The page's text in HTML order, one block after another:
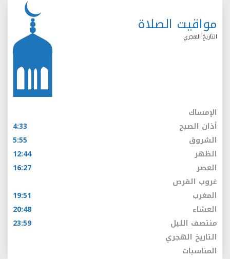
مواقيت الصلاة
التاريخ الهجري
الإمساك
أذان الصبح
4:33
الشروق
5:55
الظهر
12:44
العصر
16:27
غروب القرص
المغرب
19:51
العشاء
20:48
منتصف الليل
23:59
التاريخ الهجري
المناسبات